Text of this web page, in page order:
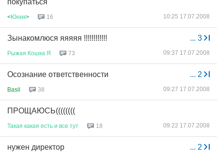
покупаться
<Юник> 16 10:25 17.07.2008
... 3
Зынакомлюся яяяяя !!!!!!!!!!!!
Рыжая Кошка Я 73 09:37 17.07.2008
... 2
Осознание ответственности
Basil 38 09:27 17.07.2008
ПРОЩАЮСЬ((((((((
Такая какая есть и все тут 18 09:22 17.07.2008
... 2
нужен директор